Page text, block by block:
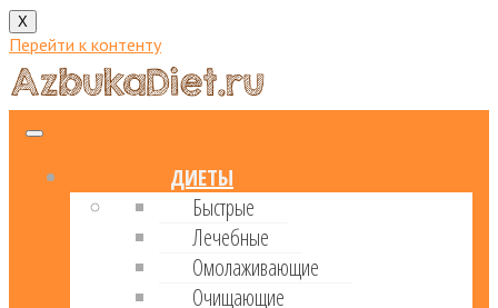
X
Перейти к контенту
ДИЕТЫ
Быстрые
Лечебные
Омолаживающие
Очищающие